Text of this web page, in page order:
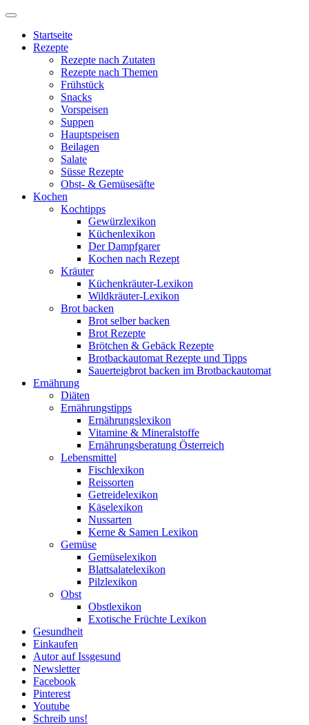
Startseite
Rezepte
Rezepte nach Zutaten
Rezepte nach Themen
Frühstück
Snacks
Vorspeisen
Suppen
Hauptspeisen
Beilagen
Salate
Süsse Rezepte
Obst- & Gemüsesäfte
Kochen
Kochtipps
Gewürzlexikon
Küchenlexikon
Der Dampfgarer
Kochen nach Rezept
Kräuter
Küchenkräuter-Lexikon
Wildkräuter-Lexikon
Brot backen
Brot selber backen
Brot Rezepte
Brötchen & Gebäck Rezepte
Brotbackautomat Rezepte und Tipps
Sauerteigbrot backen im Brotbackautomat
Ernährung
Diäten
Ernährungstipps
Ernährungslexikon
Vitamine & Mineralstoffe
Ernährungsberatung Österreich
Lebensmittel
Fischlexikon
Reissorten
Getreidelexikon
Käselexikon
Nussarten
Kerne & Samen Lexikon
Gemüse
Gemüselexikon
Blattsalatelexikon
Pilzlexikon
Obst
Obstlexikon
Exotische Früchte Lexikon
Gesundheit
Einkaufen
Autor auf Issgesund
Newsletter
Facebook
Pinterest
Youtube
Schreib uns!